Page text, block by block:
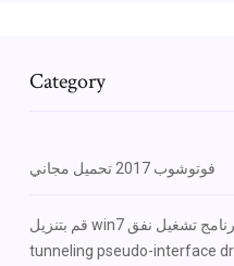
Category
فوتوشوب 2017 تحميل مجاني
قم بتنزيل win7 برنامج تشغيل نفق teredo
tunneling pseudo-interface